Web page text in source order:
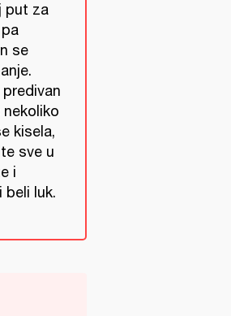
put za
se
kisela,
sve u
i
luk.